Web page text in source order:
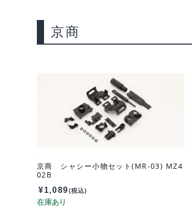
京商
京商 シャシー小物セット(MR-03) MZ4
02B
¥1,089(税込)